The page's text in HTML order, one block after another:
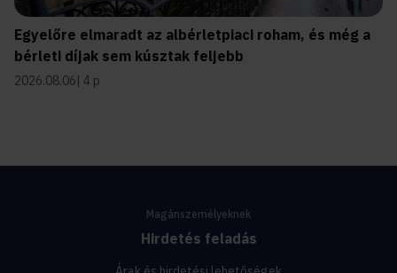
Egyelőre elmaradt az albérletpiaci roham, és még a
bérleti díjak sem kúsztak feljebb
2026.08.06 4 p
Magánszemélyeknek
Hirdetés feladás